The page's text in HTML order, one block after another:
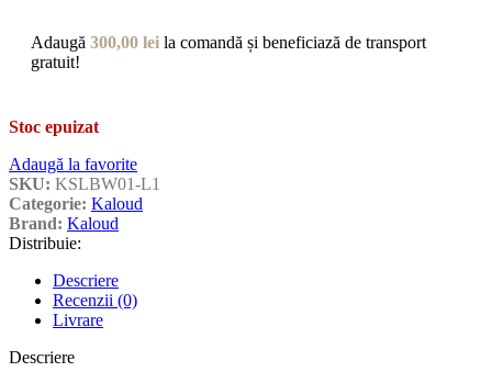
Adaugă 300,00 lei la comandă și beneficiază de transport
gratuit!
Stoc epuizat
Adaugă la favorite
SKU: KSLBW01-L1
Categorie: Kaloud
Brand: Kaloud
Distribuie:
Descriere
Recenzii (0)
Livrare
Descriere